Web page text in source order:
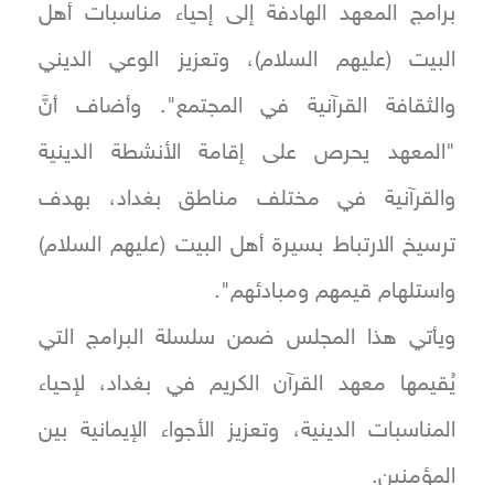
برامج المعهد الهادفة إلى إحياء مناسبات أهل
البيت (عليهم السلام)، وتعزيز الوعي الديني
والثقافة القرآنية في المجتمع". وأضاف أنَّ
"المعهد يحرص على إقامة الأنشطة الدينية
والقرآنية في مختلف مناطق بغداد، بهدف
ترسيخ الارتباط بسيرة أهل البيت (عليهم السلام)
واستلهام قيمهم ومبادئهم".
ويأتي هذا المجلس ضمن سلسلة البرامج التي
يُقيمها معهد القرآن الكريم في بغداد، لإحياء
المناسبات الدينية، وتعزيز الأجواء الإيمانية بين
المؤمنين.